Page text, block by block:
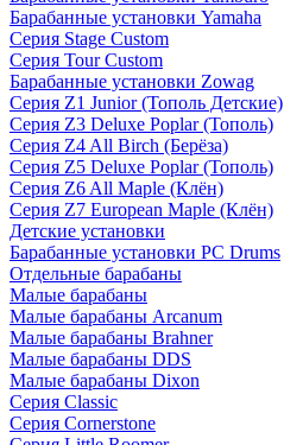
Барабанные установки Yamaha
Серия Stage Custom
Серия Tour Custom
Барабанные установки Zowag
Серия Z1 Junior (Тополь Детские)
Серия Z3 Deluxe Poplar (Тополь)
Серия Z4 All Birch (Берёза)
Серия Z5 Deluxe Poplar (Тополь)
Серия Z6 All Maple (Клён)
Серия Z7 European Maple (Клён)
Детские установки
Барабанные установки PC Drums
Отдельные барабаны
Малые барабаны
Малые барабаны Arcanum
Малые барабаны Brahner
Малые барабаны DDS
Малые барабаны Dixon
Серия Classic
Серия Cornerstone